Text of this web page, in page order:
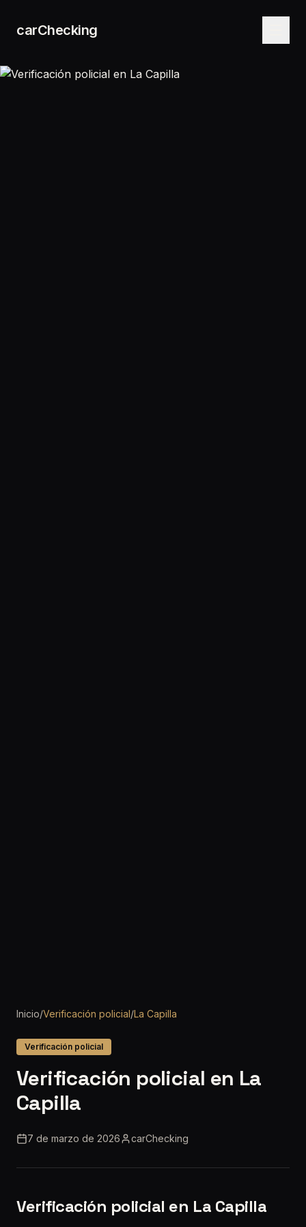
carChecking
Inicio/Verificación policial/La Capilla
Verificación policial
Verificación policial en La
Capilla
7 de marzo de 2026 carChecking
Verificación policial en La Capilla